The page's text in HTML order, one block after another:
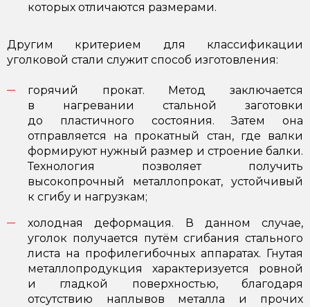
которых отличаются размерами.
Другим критерием для классификации
уголковой стали служит способ изготовления:
горячий прокат. Метод заключается
в нагревании стальной заготовки
до пластичного состояния. Затем она
отправляется на прокатный стан, где валки
формируют нужный размер и строение балки.
Технология позволяет получить
высокопрочный металлопрокат, устойчивый
к сгибу и нагрузкам;
холодная деформация. В данном случае,
уголок получается путём сгибания стального
листа на профилегибочных аппаратах. Гнутая
металлопродукция характеризуется ровной
и гладкой поверхностью, благодаря
отсутствию наплывов металла и прочих